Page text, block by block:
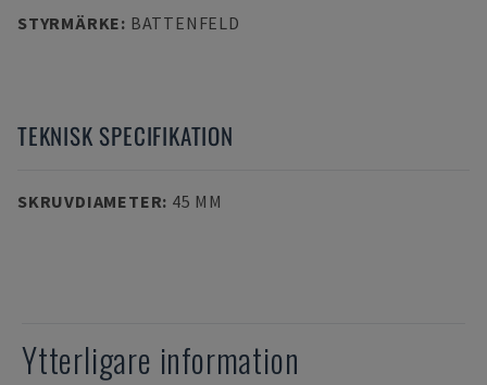
STYRMÄRKE: BATTENFELD
TEKNISK SPECIFIKATION
SKRUVDIAMETER: 45 MM
Ytterligare information